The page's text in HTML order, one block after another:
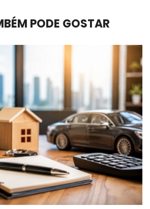
PODE GOSTAR